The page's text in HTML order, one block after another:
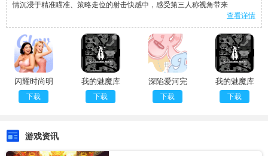
情沉浸于精准瞄准、策略走位的射击快感中，感受第三人称视角带来
查看详情
闪耀时尚明
星精简版
下载
我的魅魔库
库拉付费版
下载
深陷爱河完
整版
下载
我的魅魔库
库拉汉化版
下载
游戏资讯